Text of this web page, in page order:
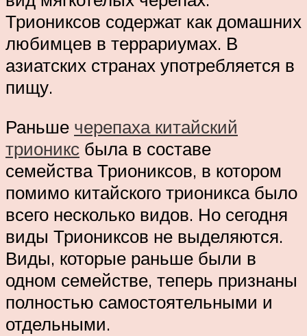
Триониксов содержат как домашних
любимцев в террариумах. В
азиатских странах употребляется в
пищу.
Раньше черепаха китайский
трионикс была в составе
семейства Триониксов, в котором
помимо китайского трионикса было
всего несколько видов. Но сегодня
виды Триониксов не выделяются.
Виды, которые раньше были в
одном семействе, теперь признаны
полностью самостоятельными и
отдельными.